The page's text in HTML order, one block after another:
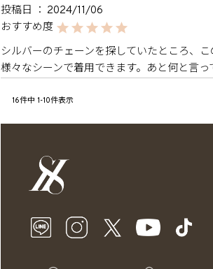
投稿日
2024/11/06
シルバーのチェーンを探していたところ、
様々なシーンで着用できます。あと何と言っ
16件中 1-10件表示